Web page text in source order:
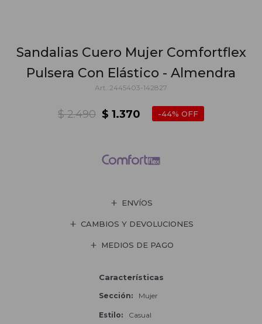
Sandalias Cuero Mujer Comfortflex
Pulsera Con Elástico - Almendra
2445403-142827
$ 1.370
$ 2.490 44
ENVÍOS
CAMBIOS Y DEVOLUCIONES
MEDIOS DE PAGO
Características
Sección Mujer
Estilo Casual